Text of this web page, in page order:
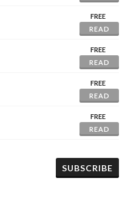
FREE
READ
FREE
READ
FREE
READ
FREE
READ
SUBSCRIBE